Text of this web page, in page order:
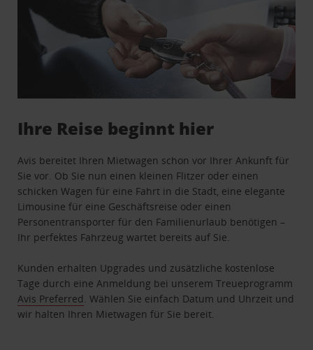
Ihre Reise beginnt hier
Avis bereitet Ihren Mietwagen schon vor Ihrer Ankunft für
Sie vor. Ob Sie nun einen kleinen Flitzer oder einen
schicken Wagen für eine Fahrt in die Stadt, eine elegante
Limousine für eine Geschäftsreise oder einen
Personentransporter für den Familienurlaub benötigen –
Ihr perfektes Fahrzeug wartet bereits auf Sie.
Kunden erhalten Upgrades und zusätzliche kostenlose
Tage durch eine Anmeldung bei unserem Treueprogramm
Avis Preferred . Wählen Sie einfach Datum und Uhrzeit und
wir halten Ihren Mietwagen für Sie bereit.